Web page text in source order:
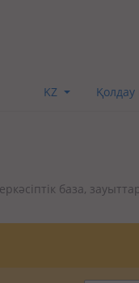
KZ Қолдау
база,